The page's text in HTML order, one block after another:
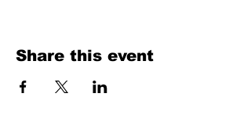
Share this event